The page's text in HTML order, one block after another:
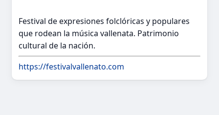
Festival de expresiones folclóricas y populares
que rodean la música vallenata. Patrimonio
cultural de la nación.
https://festivalvallenato.com